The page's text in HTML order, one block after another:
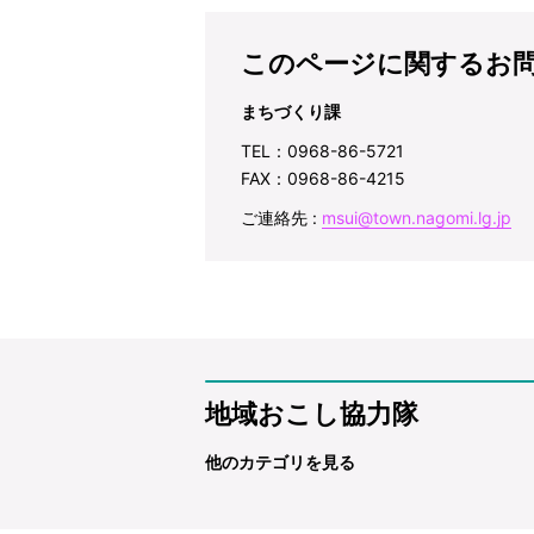
このページに関するお
まちづくり課
TEL：0968-86-5721
FAX：0968-86-4215
ご連絡先 : msui@town.nagomi.lg.jp
地域おこし協力隊
他のカテゴリを見る